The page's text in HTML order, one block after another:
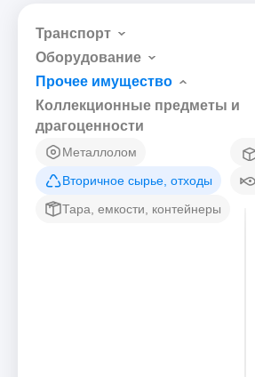
Транспорт
Оборудование
Прочее имущество
Коллекционные предметы и
драгоценности
Металлолом
Вторичное сырье, отходы
Тара, емкости, контейнеры